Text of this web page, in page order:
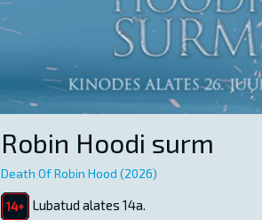
Robin Hoodi surm
Death Of Robin Hood (2026)
Lubatud alates 14a.